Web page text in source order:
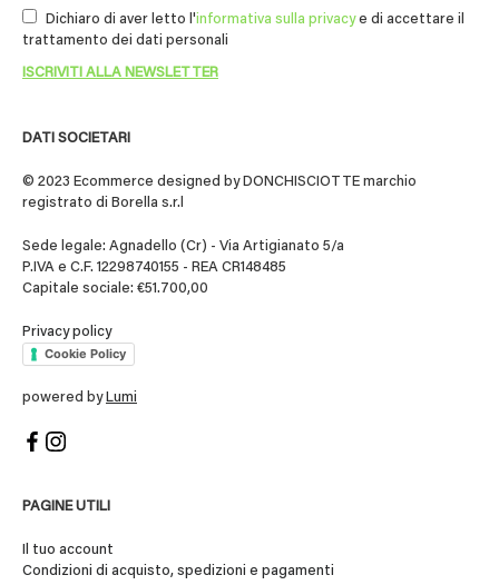
DATI SOCIETARI
© 2023 Ecommerce designed by DONCHISCIOTTE marchio
registrato di Borella s.r.l
Sede legale: Agnadello (Cr) - Via Artigianato 5/a
P.IVA e C.F. 12298740155 - REA CR148485
Capitale sociale: €51.700,00
Privacy policy
Cookie Policy
powered by Lumi
PAGINE UTILI
Il tuo account
Condizioni di acquisto, spedizioni e pagamenti
Dichiaro di aver letto l'informativa sulla privacye di accettare il
trattamento dei dati personali